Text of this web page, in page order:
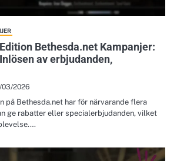
Bethesda.net Kampanjer:
av erbjudanden,
03/2026
på Bethesda.net har för närvarande flera
ge rabatter eller specialerbjudanden, vilket